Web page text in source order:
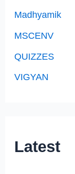
Madhyamik
MSCENV
QUIZZES
VIGYAN
Latest